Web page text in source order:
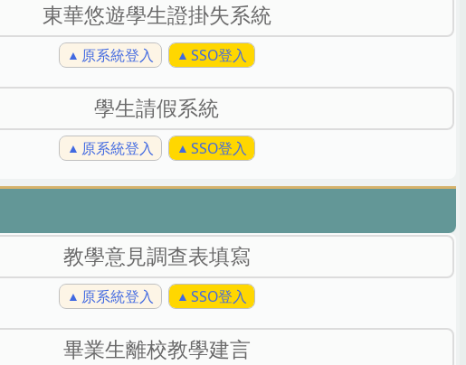
東華悠遊學生證掛失系統
原系統登入 SSO登入
學生請假系統
原系統登入 SSO登入
教學意見調查表填寫
原系統登入 SSO登入
畢業生離校教學建言